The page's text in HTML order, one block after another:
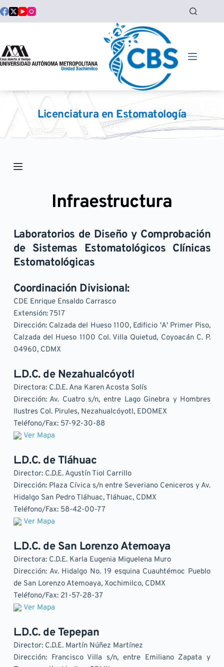
al
contenido
Licenciatura en Estomatología
Infraestructura
Laboratorios de Diseño y Comprobación
de Sistemas Estomatológicos Clínicas
Estomatológicas
Coordinación Divisional:
CDE Enrique Ensaldo Carrasco
Extensión: 7517
Dirección: Calzada del Hueso 1100, Edificio 'A' Primer Piso,
Calzada del Hueso 1100 Col. Villa Quietud, Coyoacán C. P.
04960, CDMX
L.D.C. de Nezahualcóyotl
Directora: C.D.E. Ana Karen Acosta Solís
Dirección: Av. Cuatro s/n, entre Lago Ginebra y Hombres
Ilustres Col. Pirules, Nezahualcóyotl, EDOMEX
Teléfono/Fax: 57-92-30-88
Ver Mapa
L.D.C. de Tláhuac
Director: C.D.E. Agustín Tiol Carrillo
Dirección: Plaza Cívica s/n entre Severiano Ceniceros y Av.
Hidalgo San Pedro Tláhuac, Tláhuac, CDMX
Teléfono/Fax: 58-42-00-77
Ver Mapa
L.D.C. de San Lorenzo Atemoaya
Directora: C.D.E. Karla Eugenia Miguelena Muro
Dirección: Av. Hidalgo No. 19 esquina Cuauhtémoc Pueblo
de San Lorenzo Atemoaya, Xochimilco, CDMX
Teléfono/Fax: 21-57-28-37
Ver Mapa
L.D.C. de Tepepan
Director: C.D.E. Martín Núñez Martínez
Dirección: Francisco Villa s/n, entre Emiliano Zapata y